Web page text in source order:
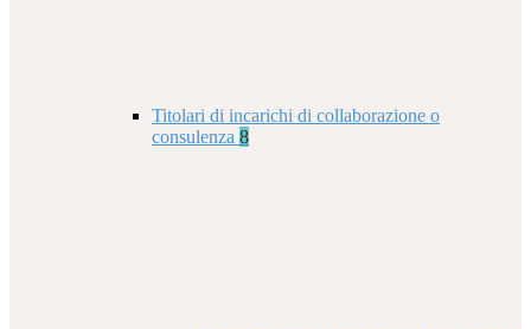
Titolari di incarichi di collaborazione o
consulenza 8